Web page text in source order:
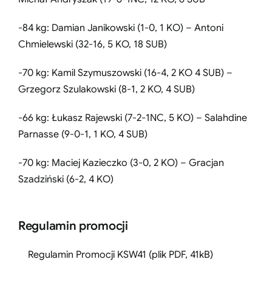
-84 kg: Damian Janikowski (1-0, 1 KO) – Antoni
Chmielewski (32-16, 5 KO, 18 SUB)
-70 kg: Kamil Szymuszowski (16-4, 2 KO 4 SUB) –
Grzegorz Szulakowski (8-1, 2 KO, 4 SUB)
-66 kg: Łukasz Rajewski (7-2-1NC, 5 KO) – Salahdine
Parnasse (9-0-1, 1 KO, 4 SUB)
-70 kg: Maciej Kazieczko (3-0, 2 KO) – Gracjan
Szadziński (6-2, 4 KO)
Regulamin promocji
Regulamin Promocji KSW41 (plik PDF, 41kB)